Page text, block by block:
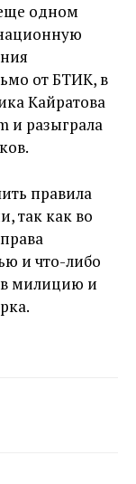
одном
от БТИК, в
Кайратова
и разыграла
правила
так как во
и что-либо
милицию и